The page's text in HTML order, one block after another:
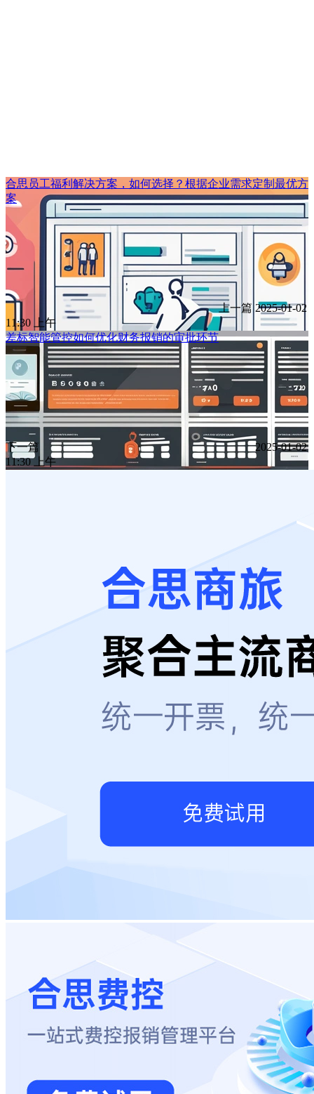
合思员工福利解决方案，如何选择？根据企业需求定制最优方
案
上一篇 2025-01-02
11:30 上午
差标智能管控如何优化财务报销的审批环节
下一篇
2025-01-02
11:30 上午